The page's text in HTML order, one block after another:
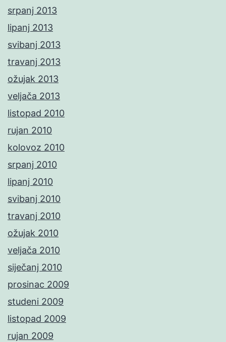
srpanj 2013
lipanj 2013
svibanj 2013
travanj 2013
ožujak 2013
veljača 2013
listopad 2010
rujan 2010
kolovoz 2010
srpanj 2010
lipanj 2010
svibanj 2010
travanj 2010
ožujak 2010
veljača 2010
siječanj 2010
prosinac 2009
studeni 2009
listopad 2009
rujan 2009